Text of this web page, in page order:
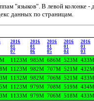
"языков". В левой колонке -
данных по страницам.
2016
01
07
2016
01
06
2016
01
05
2016
01
04
2016
01
03
1123M 985M 686M 523M 433M
1123M 982M 707M 521M 432M
1132M 982M 706M 521M 433M
1123M 979M 708M 519M 434M
1133M 979M 706M 518M 433M